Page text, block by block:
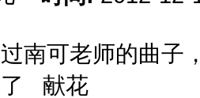
南可老师的曲子
献花